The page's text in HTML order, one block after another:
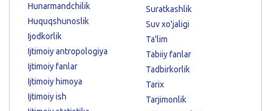
Hunarmandchilik
Huquqshunoslik
Ijodkorlik
Ijtimoiy antropologiya
Ijtimoiy fanlar
Ijtimoiy himoya
Ijtimoiy ish
Suratkashlik
Suv xo'jaligi
Ta'lim
Tabiiy fanlar
Tadbirkorlik
Tarix
Tarjimonlik